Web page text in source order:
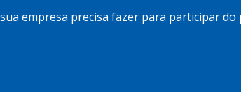
empresa precisa fazer para participar